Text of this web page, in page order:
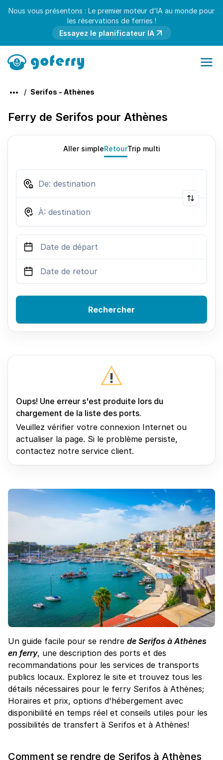
Nous vous présentons : Le premier moteur d'IA au monde pour
les réservations de ferries !
Essayez le planificateur IA
Serifos - Athènes
Ferry de Serifos pour Athènes
Un guide facile pour se rendre de Serifos à Athènes
en ferry, une description des ports et des
recommandations pour les services de transports
publics locaux. Explorez le site et trouvez tous les
détails nécessaires pour le ferry Serifos à Athènes;
Horaires et prix, options d'hébergement avec
disponibilité en temps réel et conseils utiles pour les
possibilités de transfert à Serifos et à Athènes!
Comment se rendre de Serifos à Athènes
Aller simpleRetourTrip multi
Rechercher
Oups! Une erreur s'est produite lors du
chargement de la liste des ports.
Veuillez vérifier votre connexion Internet ou
actualiser la page. Si le problème persiste,
contactez notre service client.